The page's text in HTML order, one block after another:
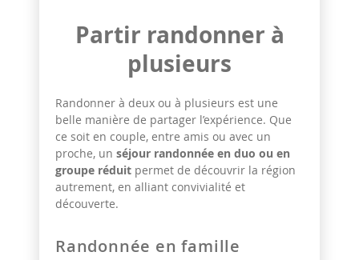
Partir randonner à
plusieurs
Randonner à deux ou à plusieurs est une
belle manière de partager l’expérience. Que
ce soit en couple, entre amis ou avec un
proche, un séjour randonnée en duo ou en
groupe réduit permet de découvrir la région
autrement, en alliant convivialité et
découverte.
Randonnée en famille